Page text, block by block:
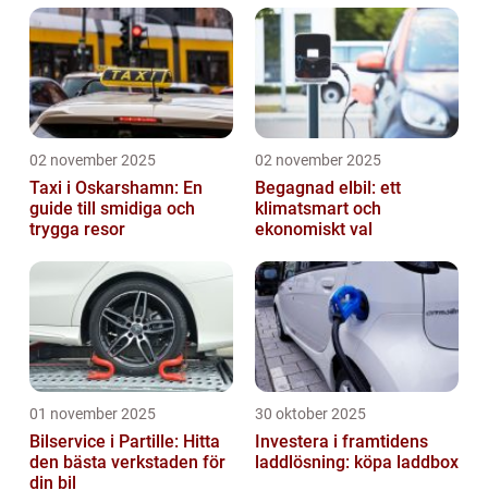
02 november 2025
Taxi i Oskarshamn: En
guide till smidiga och
trygga resor
02 november 2025
Begagnad elbil: ett
klimatsmart och
ekonomiskt val
01 november 2025
Bilservice i Partille: Hitta
den bästa verkstaden för
din bil
30 oktober 2025
Investera i framtidens
laddlösning: köpa laddbox